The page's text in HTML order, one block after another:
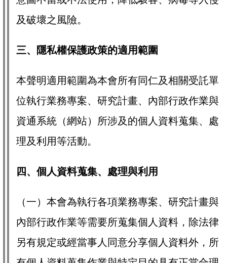
及破壞之風險。
三、隱私權保護政策的適用範圍
本聲明適用範圍為本會所有同仁及相關受託單
位執行業務專案、研究計畫、內部行政作業與
資通系統（網站）所涉及的個人資料蒐集、處
理及利用等活動。
四、個人資料蒐集、處理與利用
（一）本會為執行各項業務專案、研究計畫與
內部行政作業等需要所蒐集個人資料，除法律
另有規定或經當事人同意分享個人資料外，所